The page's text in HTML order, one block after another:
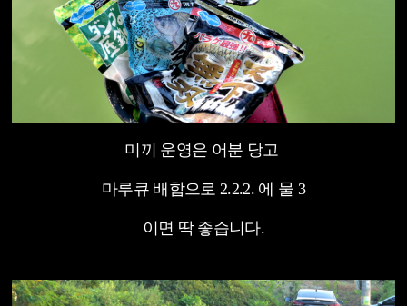
미끼 운영은 어분 당고
마루큐 배합으로 2.2.2. 에 물 3
이면 딱 좋습니다.